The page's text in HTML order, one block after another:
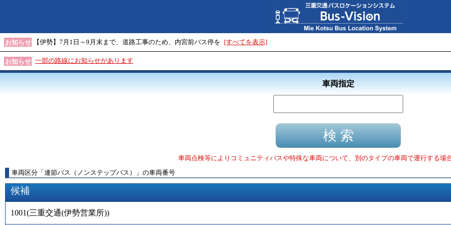
お知らせ 【伊勢】7月1日～9月末まで、道路工事のため、内宮前バス停を [すべてを表示]
お知らせ 一部の路線にお知らせがあります
車両指定
車両点検等によりコミュニティバスや特殊な車両について、別のタイプの車両で運行する場
車両区分 「 連節バス（ノンステップバス） 」 の車両番号
候補
1001(三重交通(伊勢営業所))